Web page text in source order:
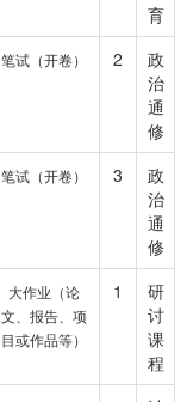
育
笔试（开卷） 2
政
治
通
修
笔试（开卷） 3
政
治
通
修
大作业（论
文、报告、项
目或作品等）
1
研
讨
课
程